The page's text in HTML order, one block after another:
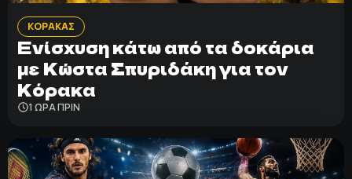
ΚΟΡΑΚΑΣ
Ενίσχυση κάτω από τα δοκάρια
με Κώστα Σπυριδάκη για τον
Κόρακα
1 ΩΡΑ ΠΡΙΝ